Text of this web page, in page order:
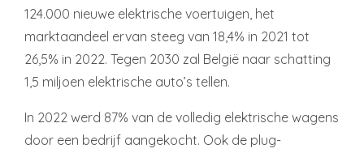
124.000 nieuwe elektrische voertuigen, het
marktaandeel ervan steeg van 18,4% in 2021 tot
26,5% in 2022. Tegen 2030 zal België naar schatting
1,5 miljoen elektrische auto’s tellen.
In 2022 werd 87% van de volledig elektrische wagens
door een bedrijf aangekocht. Ook de plug-